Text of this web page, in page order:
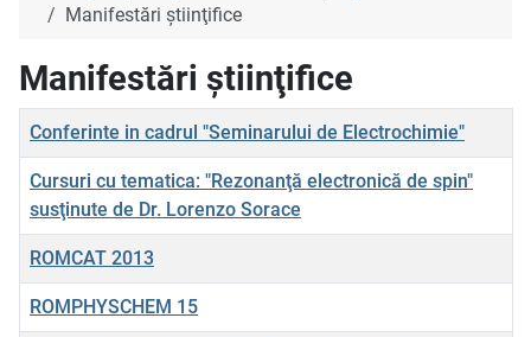
Manifestări ştiinţifice
Manifestări ştiinţifice
Titlu
Conferinte in cadrul "Seminarului de Electrochimie"
Cursuri cu tematica: "Rezonanţă electronică de spin"
susţinute de Dr. Lorenzo Sorace
ROMCAT 2013
ROMPHYSCHEM 15